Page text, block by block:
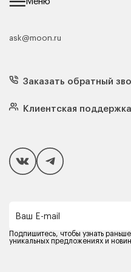
Каталог мебели
Кресла
Матрасы
Подушки
Чехлы и наматрасники
Покупателям
Способы оплаты
Компания MOON
Оферта
Политика
ask@moon.ru
Заказать обратный
Клиентская поддержка
Ваш E-mail
Подпишитесь, чтобы узнать
уникальных предложениях и